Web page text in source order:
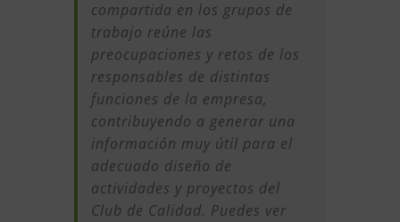
compartida en los grupos de
trabajo reúne las
preocupaciones y retos de los
responsables de distintas
funciones de la empresa,
contribuyendo a generar una
información muy útil para el
adecuado diseño de
actividades y proyectos del
Club de Calidad. Puedes ver